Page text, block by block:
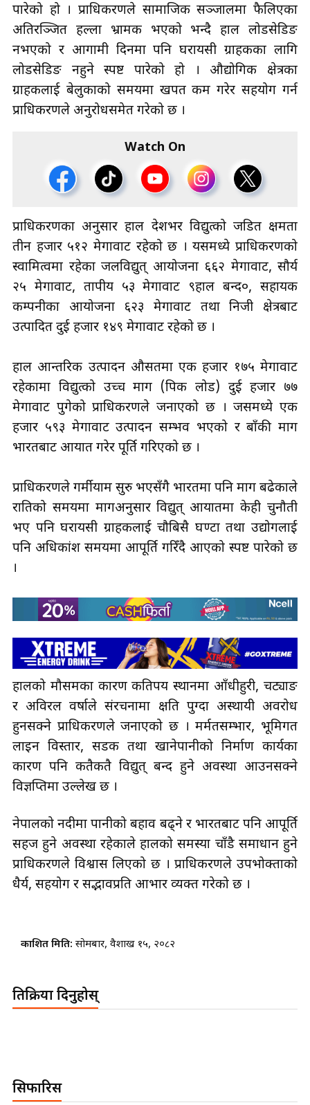
पारेको हो । प्राधिकरणले सामाजिक सञ्जालमा फैलिएका
अतिरञ्जित हल्ला भ्रामक भएको भन्दै हाल लोडसेडिङ
नभएको र आगामी दिनमा पनि घरायसी ग्राहकका लागि
लोडसेडिङ नहुने स्पष्ट पारेको हो । औद्योगिक क्षेत्रका
ग्राहकलाई बेलुकाको समयमा खपत कम गरेर सहयोग गर्न
प्राधिकरणले अनुरोधसमेत गरेको छ ।
Watch On
प्राधिकरणका अनुसार हाल देशभर विद्युत्को जडित क्षमता
तीन हजार ५१२ मेगावाट रहेको छ । यसमध्ये प्राधिकरणको
स्वामित्वमा रहेका जलविद्युत् आयोजना ६६२ मेगावाट, सौर्य
२५ मेगावाट, तापीय ५३ मेगावाट ९हाल बन्द०, सहायक
कम्पनीका आयोजना ६२३ मेगावाट तथा निजी क्षेत्रबाट
उत्पादित दुई हजार १४९ मेगावाट रहेको छ ।
हाल आन्तरिक उत्पादन औसतमा एक हजार १७५ मेगावाट
रहेकामा विद्युत्को उच्च माग (पिक लोड) दुई हजार ७७
मेगावाट पुगेको प्राधिकरणले जनाएको छ । जसमध्ये एक
हजार ५९३ मेगावाट उत्पादन सम्भव भएको र बाँकी माग
भारतबाट आयात गरेर पूर्ति गरिएको छ ।
प्राधिकरणले गर्मीयाम सुरु भएसँगै भारतमा पनि माग बढेकाले
रातिको समयमा मागअनुसार विद्युत् आयातमा केही चुनौती
भए पनि घरायसी ग्राहकलाई चौबिसै घण्टा तथा उद्योगलाई
पनि अधिकांश समयमा आपूर्ति गरिँदै आएको स्पष्ट पारेको छ
।
हालको मौसमका कारण कतिपय स्थानमा आँधीहुरी, चट्याङ
र अविरल वर्षाले संरचनामा क्षति पुग्दा अस्थायी अवरोध
हुनसक्ने प्राधिकरणले जनाएको छ । मर्मतसम्भार, भूमिगत
लाइन विस्तार, सडक तथा खानेपानीको निर्माण कार्यका
कारण पनि कतैकतै विद्युत् बन्द हुने अवस्था आउनसक्ने
विज्ञप्तिमा उल्लेख छ ।
नेपालको नदीमा पानीको बहाव बढ्ने र भारतबाट पनि आपूर्ति
सहज हुने अवस्था रहेकाले हालको समस्या चाँडै समाधान हुने
प्राधिकरणले विश्वास लिएको छ । प्राधिकरणले उपभोक्ताको
धैर्य, सहयोग र सद्भावप्रति आभार व्यक्त गरेको छ ।
प्रकाशित मिति: सोमबार, वैशाख १५, २०८२
प्रतिक्रिया दिनुहोस्
सिफारिस